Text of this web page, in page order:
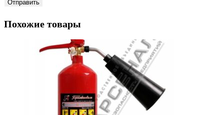
Похожие товары